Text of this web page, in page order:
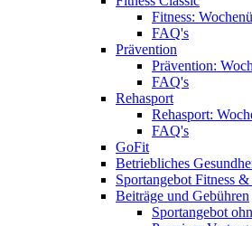
Fitness:
FAQ's
Prävention
Prävention:
FAQ's
Rehasport
Rehasport:
FAQ's
GoFit
Betriebliches
Sportangebot Fitness
Beiträge und Gebühren
Sportangebot